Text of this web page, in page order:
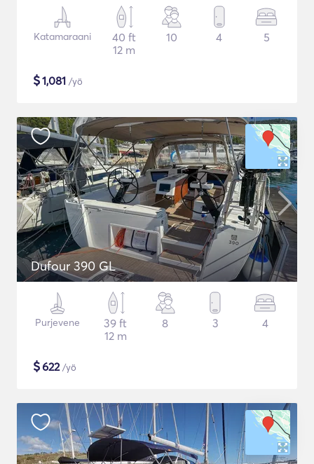
Katamaraani
40 ft
12 m
10 4 5
$1,081 /yö
Dufour 390 GL
Purjevene
39 ft
12 m
8 3 4
$622/yö